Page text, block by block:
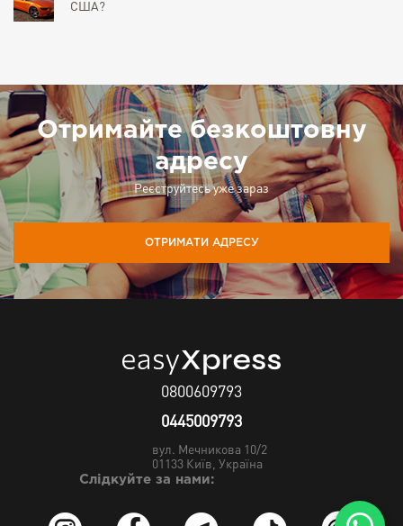
США?
Отримайте безкоштовну
адресу
Реєструйтесь уже зараз
ОТРИМАТИ АДРЕСУ
0800609793
0445009793
вул. Мечникова 10/2
01133 Київ, Україна
Слідкуйте за нами: